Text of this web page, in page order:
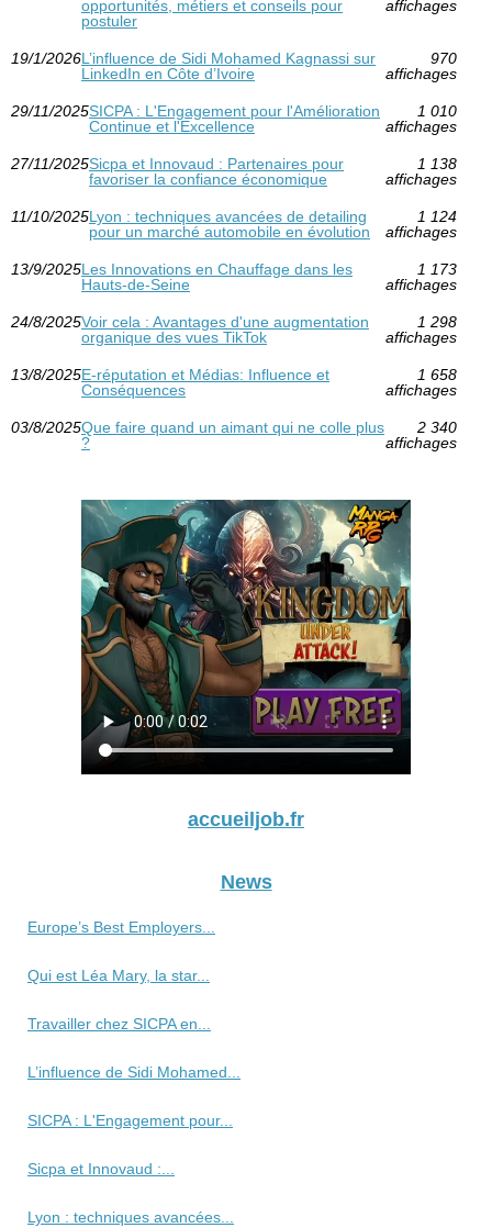
opportunités, métiers et conseils pour
postuler
affichages
19/1/2026L’influence de Sidi Mohamed Kagnassi sur
LinkedIn en Côte d’Ivoire
970
affichages
29/11/2025SICPA : L'Engagement pour l'Amélioration
Continue et l'Excellence
1 010
affichages
27/11/2025Sicpa et Innovaud : Partenaires pour
favoriser la confiance économique
1 138
affichages
11/10/2025Lyon : techniques avancées de detailing
pour un marché automobile en évolution
1 124
affichages
13/9/2025Les Innovations en Chauffage dans les
Hauts-de-Seine
1 173
affichages
24/8/2025Voir cela : Avantages d'une augmentation
organique des vues TikTok
1 298
affichages
13/8/2025E-réputation et Médias: Influence et
Conséquences
1 658
affichages
03/8/2025Que faire quand un aimant qui ne colle plus
?
2 340
affichages
accueiljob.fr
News
Europe’s Best Employers...
Qui est Léa Mary, la star...
Travailler chez SICPA en...
L’influence de Sidi Mohamed...
SICPA : L'Engagement pour...
Sicpa et Innovaud :...
Lyon : techniques avancées...